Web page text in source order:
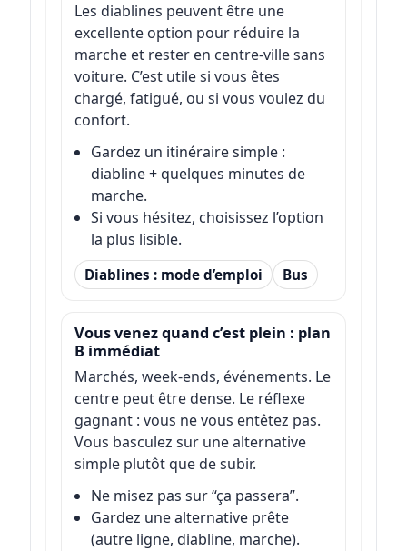
Les diablines peuvent être une
excellente option pour réduire la
marche et rester en centre-ville sans
voiture. C’est utile si vous êtes
chargé, fatigué, ou si vous voulez du
confort.
Gardez un itinéraire simple :
diabline + quelques minutes de
marche.
Si vous hésitez, choisissez l’option
la plus lisible.
Diablines : mode d’emploi Bus
Vous venez quand c’est plein : plan
B immédiat
Marchés, week-ends, événements. Le
centre peut être dense. Le réflexe
gagnant : vous ne vous entêtez pas.
Vous basculez sur une alternative
simple plutôt que de subir.
Ne misez pas sur “ça passera”.
Gardez une alternative prête
(autre ligne, diabline, marche).